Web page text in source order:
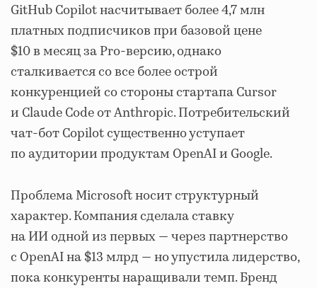
GitHub Copilot насчитывает более 4,7 млн
платных подписчиков при базовой цене
$10 в месяц за Pro-версию, однако
сталкивается со все более острой
конкуренцией со стороны стартапа Cursor
и Claude Code от Anthropic. Потребительский
чат-бот Copilot существенно уступает
по аудитории продуктам OpenAI и Google.
Проблема Microsoft носит структурный
характер. Компания сделала ставку
на ИИ одной из первых — через партнерство
с OpenAI на $13 млрд — но упустила лидерство,
пока конкуренты наращивали темп. Бренд